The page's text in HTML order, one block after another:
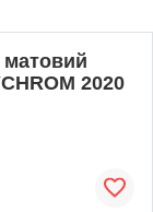
матовий
2020